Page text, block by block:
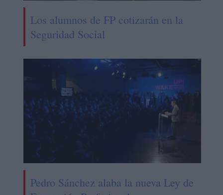
Los alumnos de FP cotizarán en la
Seguridad Social
Pedro Sánchez alaba la nueva Ley de